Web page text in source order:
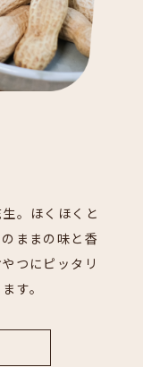
。ほくほくと
ままの味と香
つにピッタリ
す。